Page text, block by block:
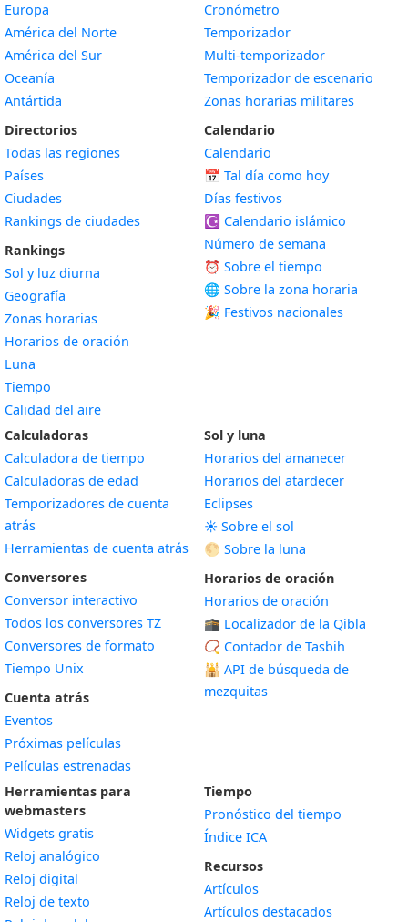
Europa
América del Norte
América del Sur
Oceanía
Antártida
Directorios
Todas las regiones
Países
Ciudades
Rankings de ciudades
Rankings
Sol y luz diurna
Geografía
Zonas horarias
Horarios de oración
Luna
Tiempo
Calidad del aire
Cronómetro
Temporizador
Multi-temporizador
Temporizador de escenario
Zonas horarias militares
Calendario
Calendario
📅 Tal día como hoy
Días festivos
☪️ Calendario islámico
Número de semana
⏰ Sobre el tiempo
🌐 Sobre la zona horaria
🎉 Festivos nacionales
Calculadoras
Calculadora de tiempo
Calculadoras de edad
Temporizadores de cuenta
atrás
Herramientas de cuenta atrás
Conversores
Conversor interactivo
Todos los conversores TZ
Conversores de formato
Tiempo Unix
Cuenta atrás
Eventos
Próximas películas
Películas estrenadas
Sol y luna
Horarios del amanecer
Horarios del atardecer
Eclipses
☀️ Sobre el sol
🌕 Sobre la luna
Horarios de oración
Horarios de oración
🕋 Localizador de la Qibla
📿 Contador de Tasbih
🕌 API de búsqueda de
mezquitas
Herramientas para
webmasters
Widgets gratis
Reloj analógico
Reloj digital
Reloj de texto
Tiempo
Pronóstico del tiempo
Índice ICA
Recursos
Artículos
Artículos destacados